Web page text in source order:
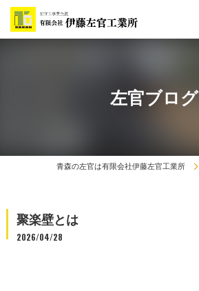
左官ブログ
青森の左官は有限会社伊藤左官工業所
聚楽壁とは
2026/04/28